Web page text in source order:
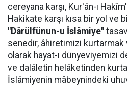
cereyana karşı, Kur'ân-ı
Hakikate karşı kısa bir yol ve
"Dârülfünun-u İslâmiye"
senedir, âhiretimizi
olarak hayat-ı dünyeviyemizi
ve dalâletin helâketinden
İslâmiyenin mâbeynindeki